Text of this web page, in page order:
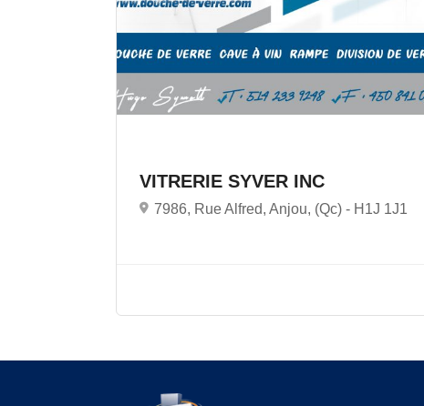
VITRERIE SYVER INC
7986, Rue Alfred, Anjou, (Qc) - H1J 1J1